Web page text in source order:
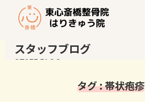
スタッフブログ
STAFF BLOG
タグ : 帯状疱疹